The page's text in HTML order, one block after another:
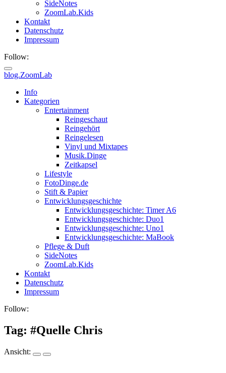
SideNotes
ZoomLab.Kids
Kontakt
Datenschutz
Impressum
Follow:
blog.ZoomLab
ZoomLab
Info
Kategorien
Entertainment
Reingeschaut
Reingehört
Reingelesen
Vinyl und Mixtapes
Musik.Dinge
Zeitkapsel
Lifestyle
FotoDinge.de
Stift & Papier
Entwicklungsgeschichte
Entwicklungsgeschichte: Timer A6
Entwicklungsgeschichte: Duo1
Entwicklungsgeschichte: Uno1
Entwicklungsgeschichte: MaBook
Pflege & Duft
SideNotes
ZoomLab.Kids
Kontakt
Datenschutz
Impressum
Follow:
Tag: #Quelle Chris
Ansicht: